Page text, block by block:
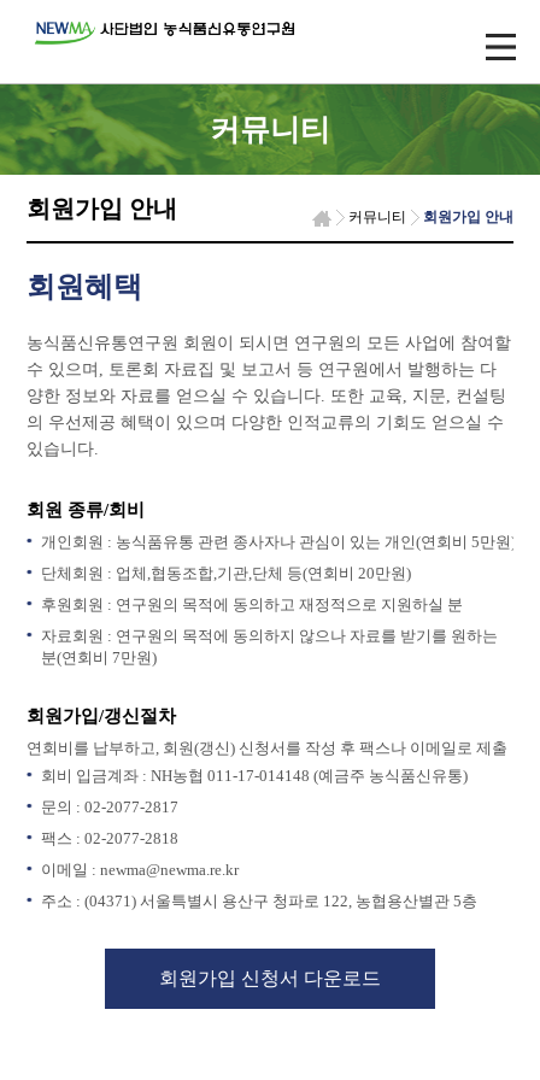
커뮤니티
회원가입 안내 커뮤니티 회원가입 안내
회원혜택
농식품신유통연구원 회원이 되시면 연구원의 모든 사업에 참여할
수 있으며, 토론회 자료집 및 보고서 등 연구원에서 발행하는 다
양한 정보와 자료를 얻으실 수 있습니다. 또한 교육, 지문, 컨설팅
의 우선제공 혜택이 있으며 다양한 인적교류의 기회도 얻으실 수
있습니다.
회원 종류/회비
개인회원 : 농식품유통 관련 종사자나 관심이 있는 개인(연회비 5만원)
단체회원 : 업체,협동조합,기관,단체 등(연회비 20만원)
후원회원 : 연구원의 목적에 동의하고 재정적으로 지원하실 분
자료회원 : 연구원의 목적에 동의하지 않으나 자료를 받기를 원하는
분(연회비 7만원)
회원가입/갱신절차
연회비를 납부하고, 회원(갱신) 신청서를 작성 후 팩스나 이메일로 제출
회비 입금계좌 : NH농협 011-17-014148 (예금주 농식품신유통)
문의 : 02-2077-2817
팩스 : 02-2077-2818
이메일 : newma@newma.re.kr
주소 : (04371) 서울특별시 용산구 청파로 122, 농협용산별관 5층
회원가입 신청서 다운로드